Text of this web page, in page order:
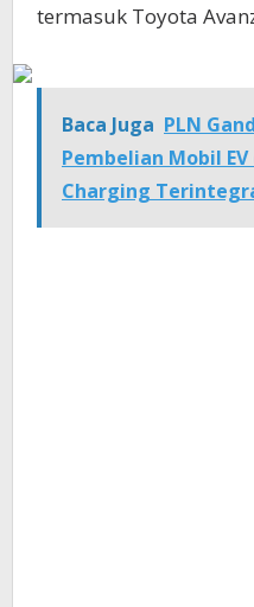
termasuk Toyota
Baca Juga PLN
Pembelian Mobil
Charging